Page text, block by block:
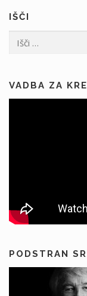
c
p
r
o
v
IŠČI
VADBA ZA
PODSTRAN